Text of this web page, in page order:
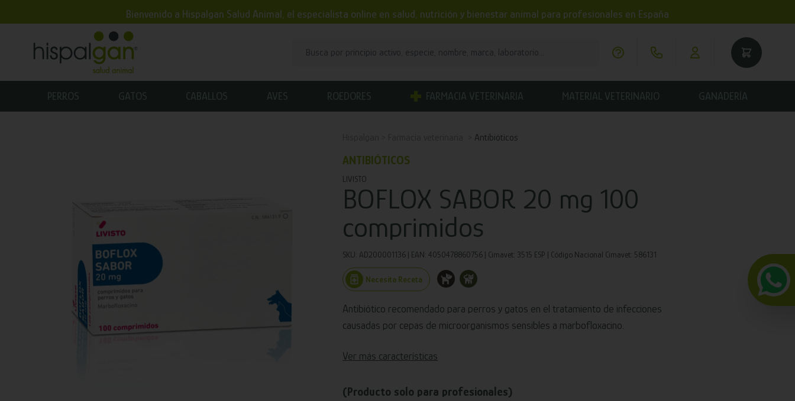
Bienvenido a Hispalgan Salud Animal, el especialista online en salud, nutrición y bienestar animal para profesionales en España
PERROS GATOS CABALLOS AVES ROEDORES FARMACIA VETERINARIA MATERIAL VETERINARIO GANADERÍA
Antibióticos
ANTIBIÓTICOS
LIVISTO
BOFLOX SABOR 20 mg 100
comprimidos
SKU: AD200001136 | EAN: 4050478860756 | Cimavet: 3515 ESP | Código Nacional Cimavet: 586131
Necesita Receta
Antibiótico recomendado para perros y gatos en el tratamiento de infecciones
causadas por cepas de microorganismos sensibles a marbofloxacino.
Ver más características
(Producto solo para profesionales)